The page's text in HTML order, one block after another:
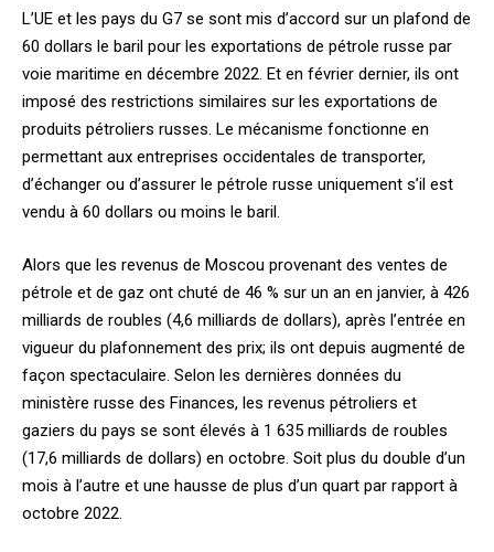
L’UE et les pays du G7 se sont mis d’accord sur un plafond de
60 dollars le baril pour les exportations de pétrole russe par
voie maritime en décembre 2022. Et en février dernier, ils ont
imposé des restrictions similaires sur les exportations de
produits pétroliers russes. Le mécanisme fonctionne en
permettant aux entreprises occidentales de transporter,
d’échanger ou d’assurer le pétrole russe uniquement s’il est
vendu à 60 dollars ou moins le baril.
Alors que les revenus de Moscou provenant des ventes de
pétrole et de gaz ont chuté de 46 % sur un an en janvier, à 426
milliards de roubles (4,6 milliards de dollars), après l’entrée en
vigueur du plafonnement des prix; ils ont depuis augmenté de
façon spectaculaire. Selon les dernières données du
ministère russe des Finances, les revenus pétroliers et
gaziers du pays se sont élevés à 1 635 milliards de roubles
(17,6 milliards de dollars) en octobre. Soit plus du double d’un
mois à l’autre et une hausse de plus d’un quart par rapport à
octobre 2022.